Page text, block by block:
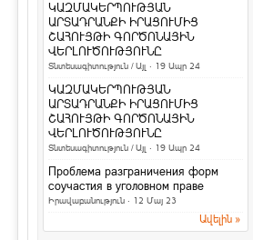
Տոներ և օրեր
Կենդանակերպի
ամենա-ամենա
նշանները. իմացիր, թե
ինչով ես ...
Հասարակություն
4 հարց մտավոր կարողությունները
ստուգելու համար
3 գաղտնիք, որոնք տղամարդիկ
երբեք չեն բարձրաձայնում
ԿԱԶՄԱԿԵՐՊՈՒԹՅԱՆ
ԱՐՏԱԴՐԱՆՔԻ ԻՐԱՑՈՒՄԻՑ
ՇԱՀՈՒՅԹԻ ԳՈՐԾՈՆԱՅԻՆ
ՎԵՐԼՈՒԾՈՒԹՅՈՒՆԸ
Տնտեսագիտություն / Այլ · 19 Ապր 24
ԿԱԶՄԱԿԵՐՊՈՒԹՅԱՆ
ԱՐՏԱԴՐԱՆՔԻ ԻՐԱՑՈՒՄԻՑ
ՇԱՀՈՒՅԹԻ ԳՈՐԾՈՆԱՅԻՆ
ՎԵՐԼՈՒԾՈՒԹՅՈՒՆԸ
Տնտեսագիտություն / Այլ · 19 Ապր 24
Проблема разграничения форм
соучастия в уголовном праве
Իրավաբանություն · 12 Մայ 23
Ավելին »